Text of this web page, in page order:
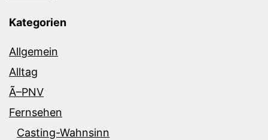
Kategorien
Allgemein
Alltag
Ã–PNV
Fernsehen
Casting-Wahnsinn